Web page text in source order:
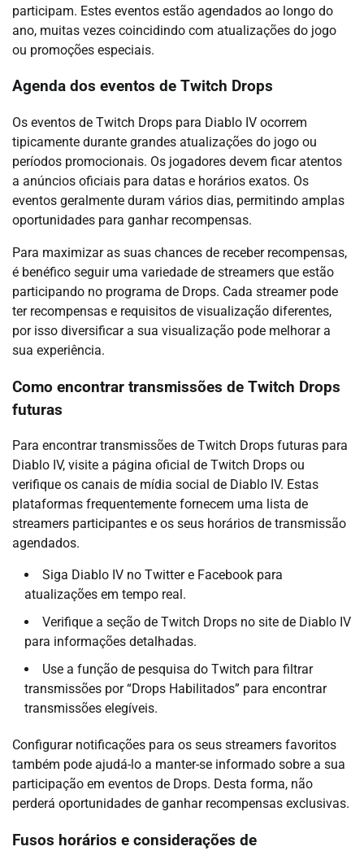
participam. Estes eventos estão agendados ao longo do
ano, muitas vezes coincidindo com atualizações do jogo
ou promoções especiais.
Agenda dos eventos de Twitch Drops
Os eventos de Twitch Drops para Diablo IV ocorrem
tipicamente durante grandes atualizações do jogo ou
períodos promocionais. Os jogadores devem ficar atentos
a anúncios oficiais para datas e horários exatos. Os
eventos geralmente duram vários dias, permitindo amplas
oportunidades para ganhar recompensas.
Para maximizar as suas chances de receber recompensas,
é benéfico seguir uma variedade de streamers que estão
participando no programa de Drops. Cada streamer pode
ter recompensas e requisitos de visualização diferentes,
por isso diversificar a sua visualização pode melhorar a
sua experiência.
Como encontrar transmissões de Twitch Drops
futuras
Para encontrar transmissões de Twitch Drops futuras para
Diablo IV, visite a página oficial de Twitch Drops ou
verifique os canais de mídia social de Diablo IV. Estas
plataformas frequentemente fornecem uma lista de
streamers participantes e os seus horários de transmissão
agendados.
Siga Diablo IV no Twitter e Facebook para
atualizações em tempo real.
Verifique a seção de Twitch Drops no site de Diablo IV
para informações detalhadas.
Use a função de pesquisa do Twitch para filtrar
transmissões por “Drops Habilitados” para encontrar
transmissões elegíveis.
Configurar notificações para os seus streamers favoritos
também pode ajudá-lo a manter-se informado sobre a sua
participação em eventos de Drops. Desta forma, não
perderá oportunidades de ganhar recompensas exclusivas.
Fusos horários e considerações de